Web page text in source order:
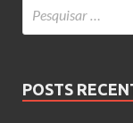
POSTS